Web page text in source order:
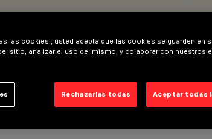
las cookies”, usted acepta que las cookies se guarden en
sitio, analizar el uso del mismo, y colaborar con nuestros
Rechazarlas todas Aceptar todas